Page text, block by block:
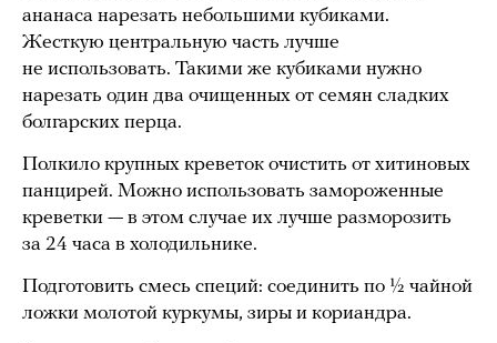
ананаса нарезать небольшими кубиками.
Жесткую центральную часть лучше
не использовать. Такими же кубиками нужно
нарезать один два очищенных от семян сладких
болгарских перца.
Полкило крупных креветок очистить от хитиновых
панцирей. Можно использовать замороженные
креветки — в этом случае их лучше разморозить
за 24 часа в холодильнике.
Подготовить смесь специй: соединить по ½ чайной
ложки молотой куркумы, зиры и кориандра.